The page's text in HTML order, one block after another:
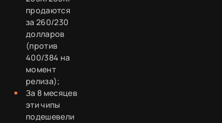
продаются
за 260/230
долларов
(против
400/384 на
момент
релиза);
За 8 месяцев
эти чипы
подешевели